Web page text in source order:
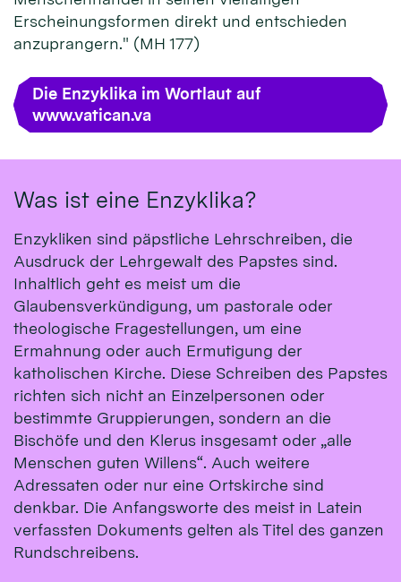
Erscheinungsformen direkt und entschieden
anzuprangern." (MH 177)
Die Enzyklika im Wortlaut auf
www.vatican.va
Was ist eine Enzyklika?
Enzykliken sind päpstliche Lehrschreiben, die
Ausdruck der Lehrgewalt des Papstes sind.
Inhaltlich geht es meist um die
Glaubensverkündigung, um pastorale oder
theologische Fragestellungen, um eine
Ermahnung oder auch Ermutigung der
katholischen Kirche. Diese Schreiben des Papstes
richten sich nicht an Einzelpersonen oder
bestimmte Gruppierungen, sondern an die
Bischöfe und den Klerus insgesamt oder „alle
Menschen guten Willens“. Auch weitere
Adressaten oder nur eine Ortskirche sind
denkbar. Die Anfangsworte des meist in Latein
verfassten Dokuments gelten als Titel des ganzen
Rundschreibens.